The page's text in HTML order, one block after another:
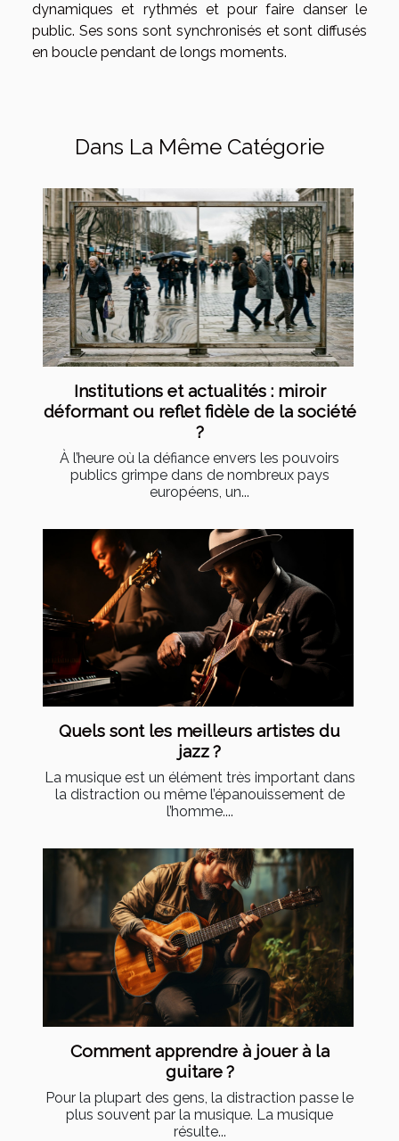
dynamiques et rythmés et pour faire danser le
public. Ses sons sont synchronisés et sont diffusés
en boucle pendant de longs moments.
Dans La Même Catégorie
Institutions et actualités : miroir
déformant ou reflet fidèle de la société
?
À l’heure où la défiance envers les pouvoirs
publics grimpe dans de nombreux pays
européens, un...
Quels sont les meilleurs artistes du
jazz ?
La musique est un élément très important dans
la distraction ou même l’épanouissement de
l’homme....
Comment apprendre à jouer à la
guitare ?
Pour la plupart des gens, la distraction passe le
plus souvent par la musique. La musique
résulte...